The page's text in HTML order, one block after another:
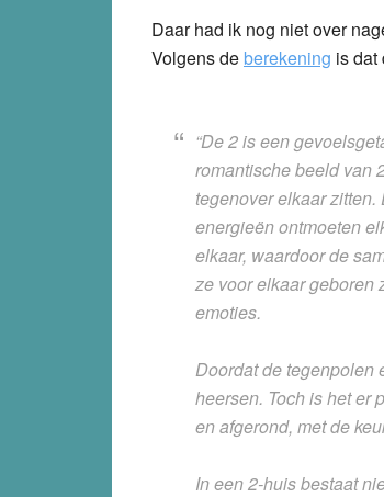
Daar had ik nog niet over
Volgens de berekening is dat
“De 2 is een
romantische beeld van
tegenover elkaar
energieën ontmoeten
elkaar, waardoor de
ze voor elkaar geboren
emoties.
Doordat de tegenpolen
heersen. Toch is het er
en afgerond, met de
In een 2-huis bestaat